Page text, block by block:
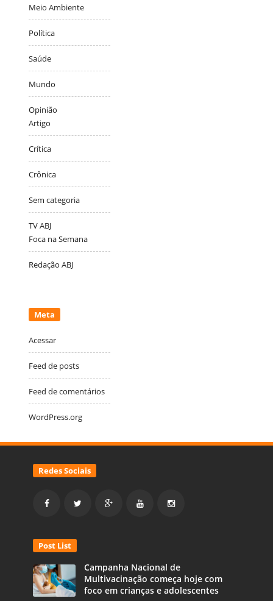
Meio Ambiente
Política
Saúde
Mundo
Opinião
Artigo
Crítica
Crônica
Sem categoria
TV ABJ
Foca na Semana
Redação ABJ
Meta
Acessar
Feed de posts
Feed de comentários
WordPress.org
Redes Sociais
Post List
Campanha Nacional de
Multivacinação começa hoje com
foco em crianças e adolescentes